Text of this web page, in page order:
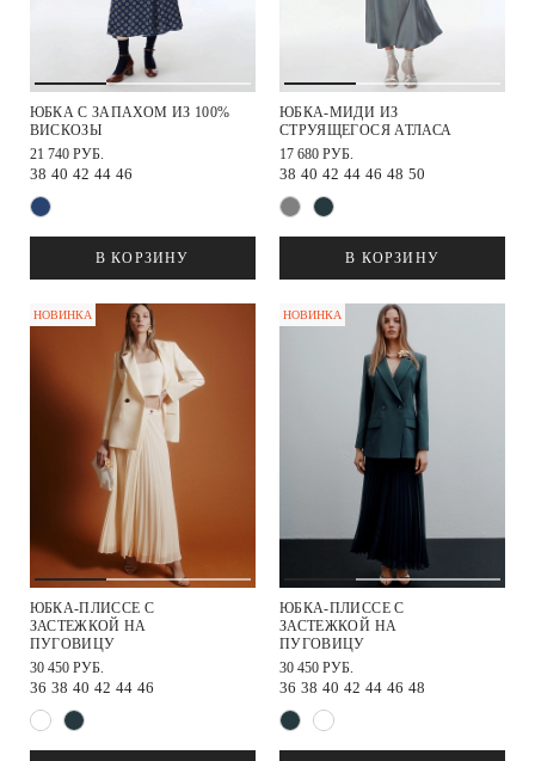
ЮБКА С ЗАПАХОМ ИЗ 100%
ВИСКОЗЫ
21 740 РУБ.
38 40 42 44 46
В КОРЗИНУ
ЮБКА-МИДИ ИЗ
СТРУЯЩЕГОСЯ АТЛАСА
17 680 РУБ.
38 40 42 44 46 48 50
В КОРЗИНУ
НОВИНКА
ЮБКА-ПЛИССЕ С
ЗАСТЕЖКОЙ НА
ПУГОВИЦУ
30 450 РУБ.
36 38 40 42 44 46
НОВИНКА
ЮБКА-ПЛИССЕ С
ЗАСТЕЖКОЙ НА
ПУГОВИЦУ
30 450 РУБ.
36 38 40 42 44 46 48